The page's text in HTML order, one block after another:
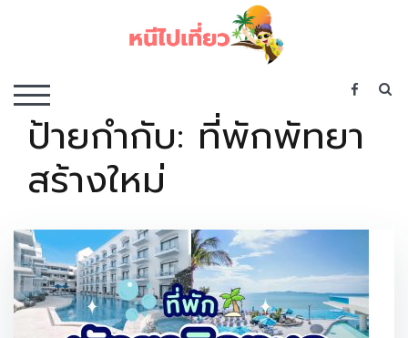
TOGGLE MOBILE MENU
ป้ายกำกับ: ที่พักพัทยา
สร้างใหม่